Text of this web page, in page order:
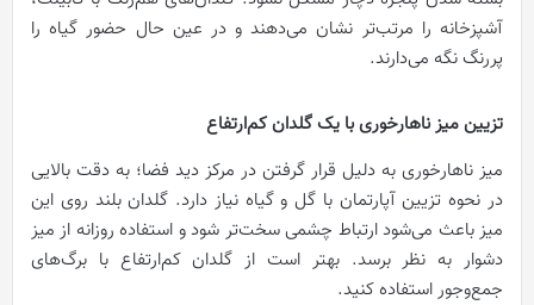
آشپزخانه را مرتب‌تر نشان می‌دهند و در عین حال حضور گیاه را
پررنگ نگه می‌دارند.
تزیین میز ناهارخوری با یک گلدان کم‌ارتفاع
میز ناهارخوری به دلیل قرار گرفتن در مرکز دید فضا؛ به دقت بالایی
در نحوه تزیین آپارتمان با گل و گیاه نیاز دارد. گلدان بلند روی این
میز باعث می‌شود ارتباط چشمی سخت‌تر شود و استفاده روزانه از میز
دشوار به نظر برسد. بهتر است از گلدان کم‌ارتفاع با برگ‌های
جمع‌وجور استفاده کنید.